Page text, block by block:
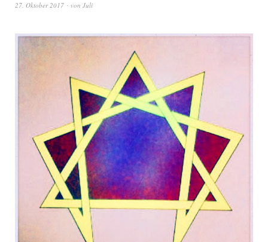
27. Oktober 2017 von Juli